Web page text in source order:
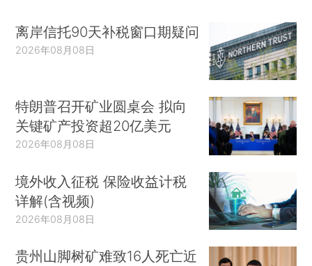
离岸信托90天补税窗口期疑问
2026年08月08日
特朗普召开矿业圆桌会 拟向
关键矿产投资超20亿美元
2026年08月08日
境外收入征税 保险收益计税
详解(含视频)
2026年08月08日
贵州山脚树矿难致16人死亡近